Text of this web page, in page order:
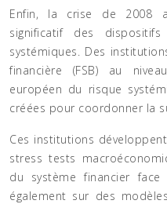
Enfin, la crise de 2008
significatif des
systémiques. Des
financière (FSB) au
européen du risque
créées pour coordonner la
Ces institutions
stress tests
du système financier
également sur des